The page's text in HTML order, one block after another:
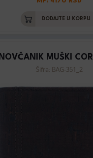
DODAJTE U KORPU
NOVČANIK MUŠKI
Šifra: BAG-351_2